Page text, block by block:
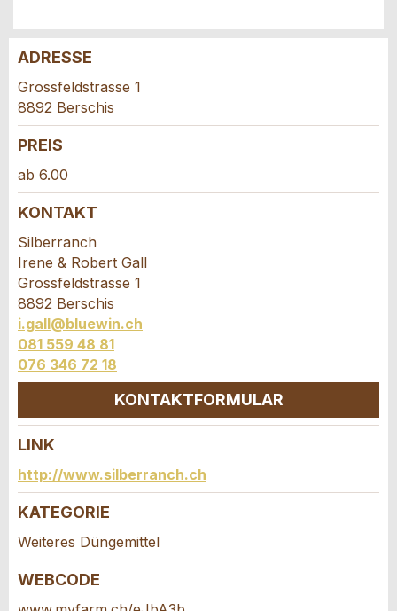
Anzeige beanstanden
Ihr Feedback wird sehr geschätzt!
Allgemeines Feedback
Anzeige nicht mehr gültig
Anzeige unvollständig
Nachricht
* Eingabe erforderlich
Anzeige weiterempfehlen
Empfehlen Sie diese Anzeige an Freunde weiter.
* Eingabe erforderlich
ANZEIGE WEITEREMPFEHLEN
Schliessen
ADRESSE
Grossfeldstrasse 1
8892 Berschis
PREIS
ab 6.00
KONTAKT
Silberranch
Irene & Robert Gall
Grossfeldstrasse 1
8892 Berschis
i.gall@bluewin.ch
081 559 48 81
076 346 72 18
KONTAKTFORMULAR
Kontakt
Verfassen Sie eine Nachricht für die
Kontaktpersonen dieser Anzeige.
LINK
http://www.silberranch.ch
KATEGORIE
Weiteres Düngemittel
WEBCODE